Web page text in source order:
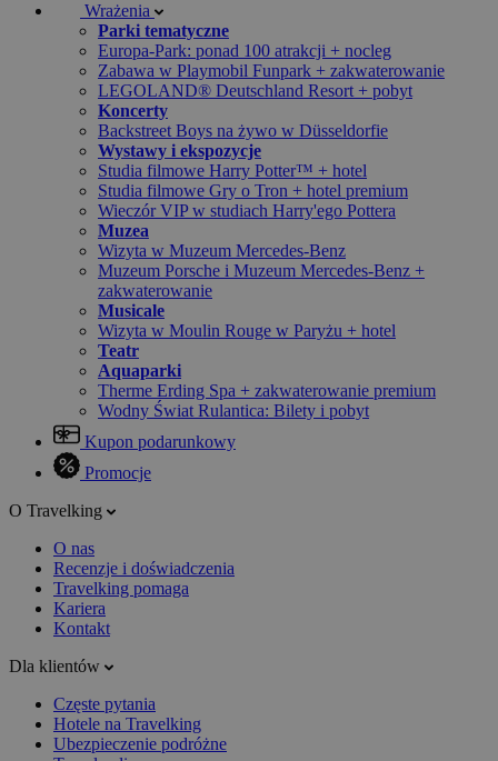
Wrażenia
Parki tematyczne
Europa-Park: ponad 100 atrakcji + nocleg
Zabawa w Playmobil Funpark + zakwaterowanie
LEGOLAND® Deutschland Resort + pobyt
Koncerty
Backstreet Boys na żywo w Düsseldorfie
Wystawy i ekspozycje
Studia filmowe Harry Potter™ + hotel
Studia filmowe Gry o Tron + hotel premium
Wieczór VIP w studiach Harry'ego Pottera
Muzea
Wizyta w Muzeum Mercedes-Benz
Muzeum Porsche i Muzeum Mercedes-Benz +
zakwaterowanie
Musicale
Wizyta w Moulin Rouge w Paryżu + hotel
Teatr
Aquaparki
Therme Erding Spa + zakwaterowanie premium
Wodny Świat Rulantica: Bilety i pobyt
Kupon podarunkowy
Promocje
O Travelking
O nas
Recenzje i doświadczenia
Travelking pomaga
Kariera
Kontakt
Dla klientów
Częste pytania
Hotele na Travelking
Ubezpieczenie podróżne